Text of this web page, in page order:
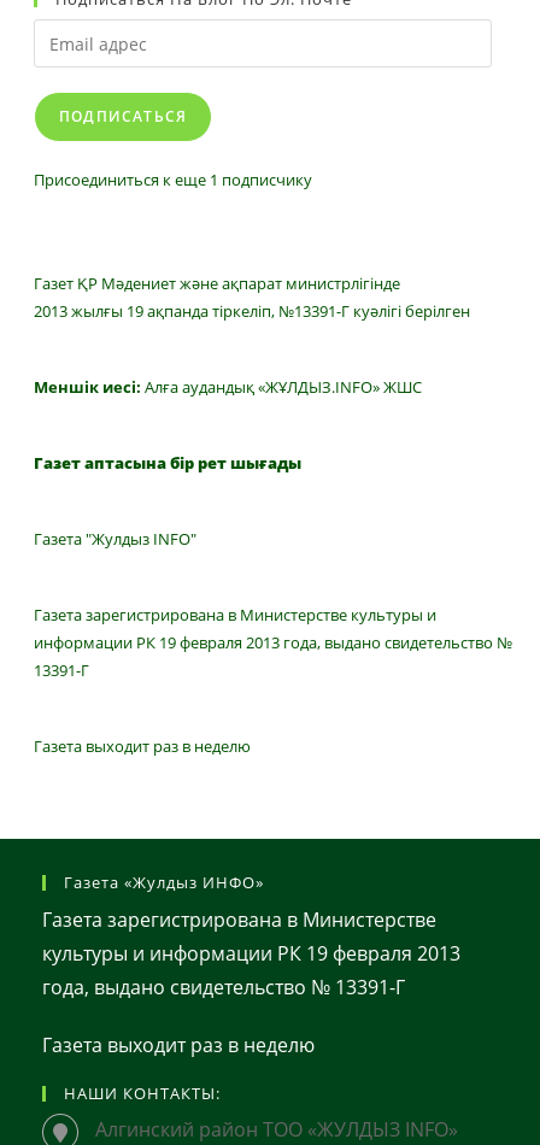
Email
адрес
ПОДПИСАТЬСЯ
Присоединиться к еще 1 подписчику
Газет ҚР Мәдениет және ақпарат министрлігінде
2013 жылғы 19 ақпанда тіркеліп, №13391-Г куәлігі берілген
Меншік иесі: Алға аудандық «ЖҰЛДЫЗ.INFO» ЖШС
Газет аптасына бір рет шығады
Газета "Жулдыз INFO"
Газета зарегистрирована в Министерстве культуры и
информации РК 19 февраля 2013 года, выдано свидетельство №
13391-Г
Газета выходит раз в неделю
Газета «Жулдыз ИНФО»
Газета зарегистрирована в Министерстве
культуры и информации РК 19 февраля 2013
года, выдано свидетельство № 13391-Г
Газета выходит раз в неделю
НАШИ КОНТАКТЫ:
Алгинский район ТОО «ЖУЛДЫЗ INFO»